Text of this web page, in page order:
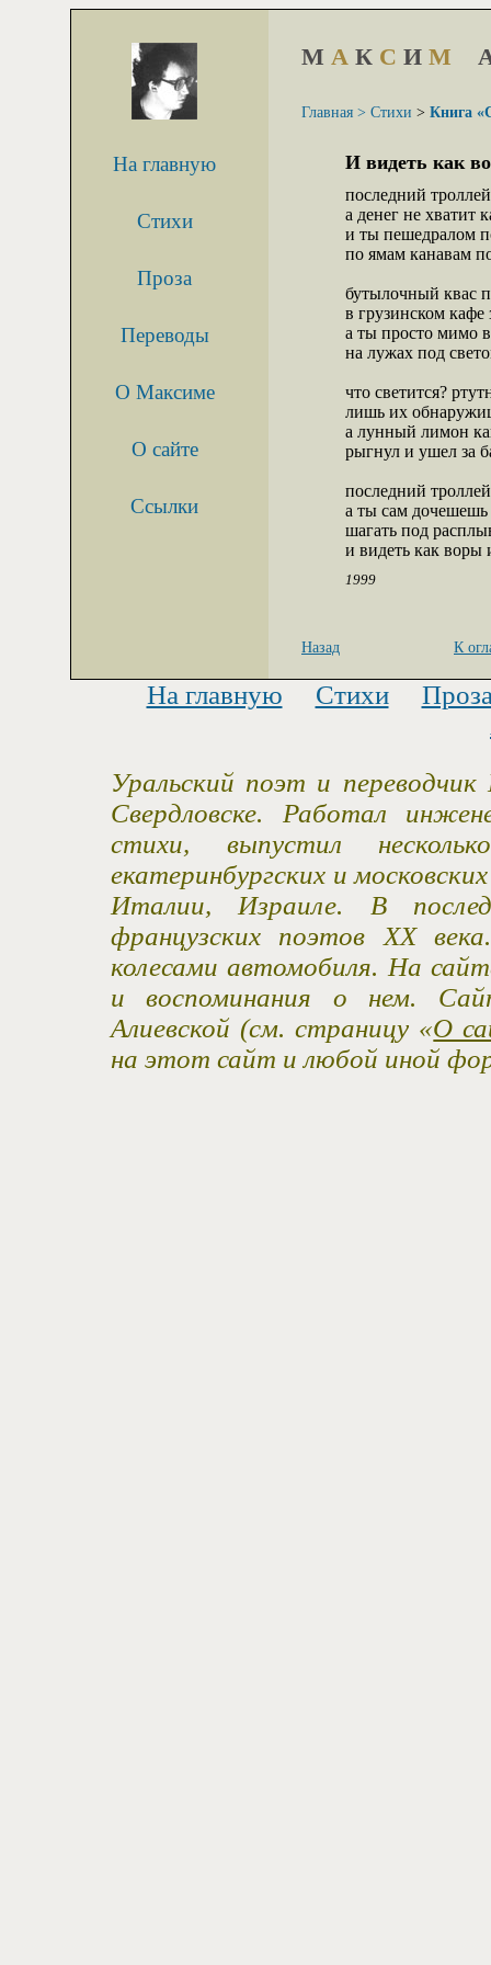
На главную
Стихи
Проза
Переводы
О Максиме
О сайте
Ссылки
М А К С И М
Главная > Стихи > Книга
И видеть как
последний
а денег не хватит
и ты пешедралом
по ямам канавам
бутылочный квас
в грузинском кафе
а ты просто мимо
на лужах под
что светится?
лишь их
а лунный лимон
рыгнул и ушел за
последний
а ты сам
шагать под
и видеть как воры
1999
Назад К
На главную Стихи
Уральский поэт и
Свердловске. Работал
стихи, выпустил
екатеринбургских и
Италии, Израиле. В
французских поэтов XX
колесами автомобиля. На
и воспоминания о нем.
Алиевской (см. страницу «О
на этот сайт и любой иной